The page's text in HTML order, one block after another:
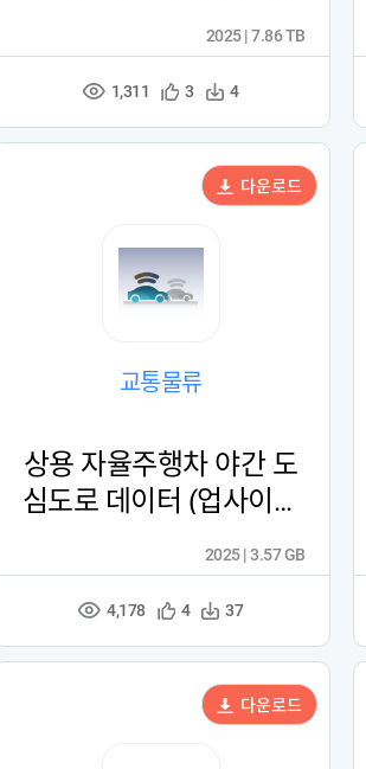
조
수
1,311
관
등
록
3
다
수
4
2025 | 7.86 TB
교통물류
상용 자율주행차 야간 도
심도로 데이터 (업사이클
조
수
4,178
관
등
록
4
다
수
37
2025 | 3.57 GB
다운로드
다운로드